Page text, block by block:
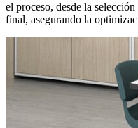
el proceso, desde la
final, asegurando la